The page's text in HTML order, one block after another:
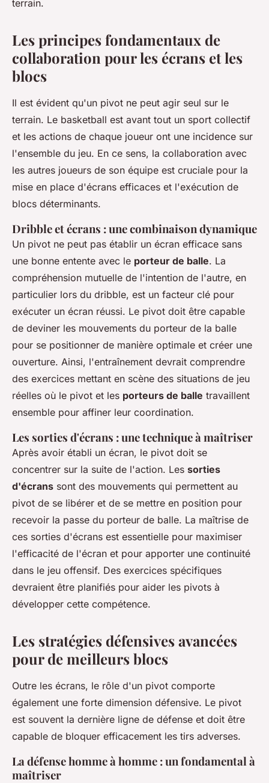
terrain.
Les principes fondamentaux de
collaboration pour les écrans et les
blocs
Il est évident qu'un pivot ne peut agir seul sur le
terrain. Le basketball est avant tout un sport collectif
et les actions de chaque joueur ont une incidence sur
l'ensemble du jeu. En ce sens, la collaboration avec
les autres joueurs de son équipe est cruciale pour la
mise en place d'écrans efficaces et l'exécution de
blocs déterminants.
Dribble et écrans : une combinaison dynamique
Un pivot ne peut pas établir un écran efficace sans
une bonne entente avec le porteur de balle. La
compréhension mutuelle de l'intention de l'autre, en
particulier lors du dribble, est un facteur clé pour
exécuter un écran réussi. Le pivot doit être capable
de deviner les mouvements du porteur de la balle
pour se positionner de manière optimale et créer une
ouverture. Ainsi, l'entraînement devrait comprendre
des exercices mettant en scène des situations de jeu
réelles où le pivot et les porteurs de balle travaillent
ensemble pour affiner leur coordination.
Les sorties d'écrans : une technique à maîtriser
Après avoir établi un écran, le pivot doit se
concentrer sur la suite de l'action. Les sorties
d'écrans sont des mouvements qui permettent au
pivot de se libérer et de se mettre en position pour
recevoir la passe du porteur de balle. La maîtrise de
ces sorties d'écrans est essentielle pour maximiser
l'efficacité de l'écran et pour apporter une continuité
dans le jeu offensif. Des exercices spécifiques
devraient être planifiés pour aider les pivots à
développer cette compétence.
Les stratégies défensives avancées
pour de meilleurs blocs
Outre les écrans, le rôle d'un pivot comporte
également une forte dimension défensive. Le pivot
est souvent la dernière ligne de défense et doit être
capable de bloquer efficacement les tirs adverses.
La défense homme à homme : un fondamental à
maîtriser